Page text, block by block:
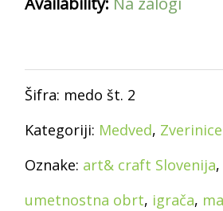
Šifra: medo št. 2
Kategoriji: Medved, Zverinice
Oznake: art& craft Slovenija,
umetnostna obrt, igrača,